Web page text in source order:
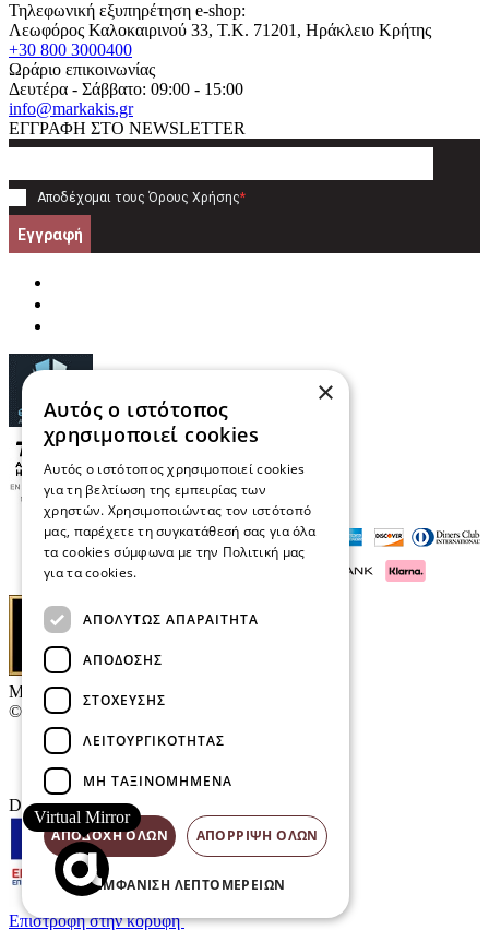
Τηλεφωνική εξυπηρέτηση e-shop:
Λεωφόρος Καλοκαιρινού 33, T.K. 71201, Ηράκλειο Κρήτης
+30 800 3000400
Ωράριο επικοινωνίας
Δευτέρα - Σάββατο: 09:00 - 15:00
info@markakis.gr
ΕΓΓΡΑΦΗ ΣΤΟ NEWSLETTER
Αποδέχομαι τους Όρους Χρήσης*
Εγγραφή
Μαρκάκης Οπτικά
© 2026
Επικοινωνία
E-Volution Awards
Designed & developed by
Επιστροφή στην κορυφή
Virtual Mirror
×
Αυτός ο ιστότοπος
χρησιμοποιεί cookies
Αυτός ο ιστότοπος χρησιμοποιεί cookies
για τη βελτίωση της εμπειρίας των
χρηστών. Χρησιμοποιώντας τον ιστότοπό
μας, παρέχετε τη συγκατάθεσή σας για όλα
τα cookies σύμφωνα με την Πολιτική μας
για τα cookies.
ΑΠΟΛΎΤΩΣ ΑΠΑΡΑΊΤΗΤΑ
ΑΠΌΔΟΣΗΣ
ΣΤΌΧΕΥΣΗΣ
ΛΕΙΤΟΥΡΓΙΚΌΤΗΤΑΣ
ΜΗ ΤΑΞΙΝΟΜΗΜΈΝΑ
ΑΠΟΔΟΧΉ ΌΛΩΝ ΑΠΌΡΡΙΨΗ ΌΛΩΝ
ΕΜΦΆΝΙΣΗ ΛΕΠΤΟΜΕΡΕΙΏΝ